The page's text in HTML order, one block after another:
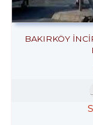
BAKIRKÖY